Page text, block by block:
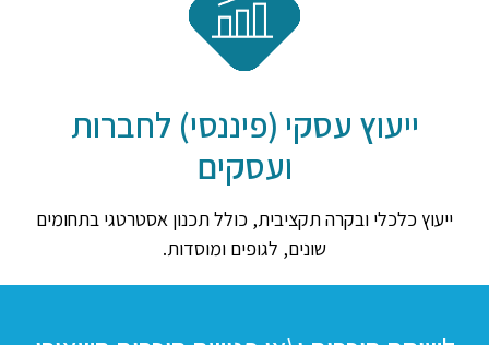
ייעוץ עסקי (פיננסי) לחברות
ועסקים
ייעוץ כלכלי ובקרה תקציבית, כולל תכנון אסטרטגי בתחומים
שונים, לגופים ומוסדות.